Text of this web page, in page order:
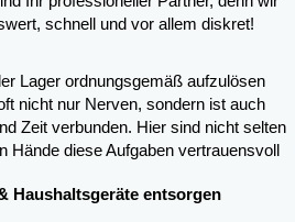
schnell und vor allem diskret!
Lager ordnungsgemäß aufzulösen
nicht nur Nerven, sondern ist auch
Zeit verbunden. Hier sind nicht selten
Hände diese Aufgaben vertrauensvoll
Haushaltsgeräte entsorgen